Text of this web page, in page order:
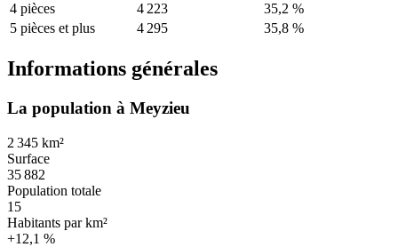
4 pièces
4 223
35,2 %
5 pièces et plus
4 295 35,8 %
Informations générales
La population à Meyzieu
2 345 km²
Surface
35 882
Population totale
15
Habitants par km²
+12,1 %